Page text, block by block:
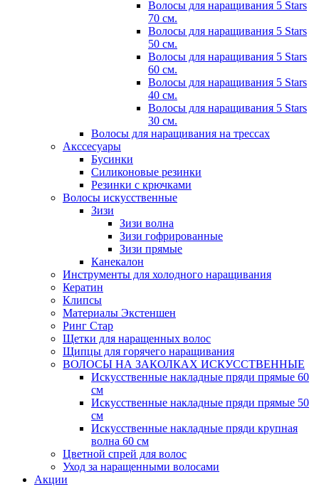
Волосы для наращивания 5 Stars
70 см.
Волосы для наращивания 5 Stars
50 см.
Волосы для наращивания 5 Stars
60 см.
Волосы для наращивания 5 Stars
40 см.
Волосы для наращивания 5 Stars
30 см.
Волосы для наращивания на трессах
Акссесуары
Бусинки
Силиконовые резинки
Резинки с крючками
Волосы искусственные
Зизи
Зизи волна
Зизи гофрированные
Зизи прямые
Канекалон
Инструменты для холодного наращивания
Кератин
Клипсы
Материалы Экстеншен
Ринг Стар
Щетки для наращенных волос
Щипцы для горячего наращивания
ВОЛОСЫ НА ЗАКОЛКАХ ИСКУССТВЕННЫЕ
Искусственные накладные пряди прямые 60
см
Искусственные накладные пряди прямые 50
см
Искусственные накладные пряди крупная
волна 60 см
Цветной спрей для волос
Уход за наращенными волосами
Акции